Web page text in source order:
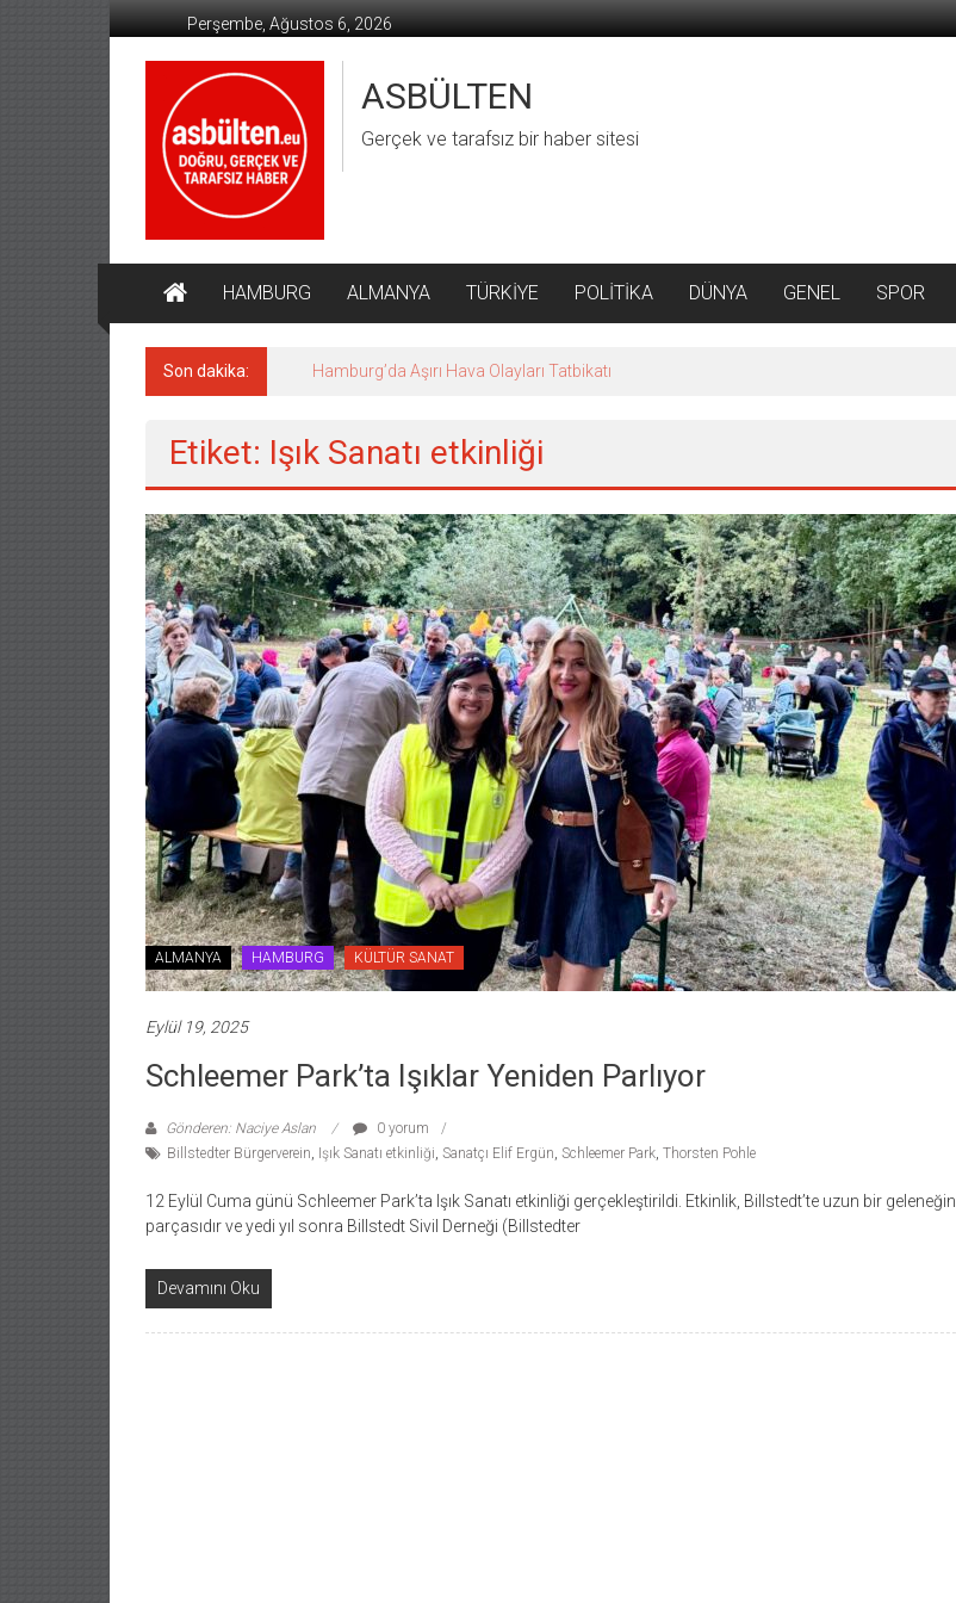
geç
Perşembe, Ağustos 6, 2026
ASBÜLTEN
Gerçek ve tarafsız bir haber sitesi
HAMBURG ALMANYA TÜRKİYE POLİTİKA DÜNYA GENEL SPOR
Son dakika: Hamburg’da Aşırı Hava Olayları Tatbikatı
Etiket: Işık Sanatı etkinliği
ALMANYA HAMBURG KÜLTÜR SANAT
Eylül 19, 2025
Schleemer Park’ta Işıklar Yeniden Parlıyor
Gönderen: Naciye Aslan
0 yorum
Billstedter Bürgerverein, Işık Sanatı etkinliği, Sanatçı Elif Ergün, Schleemer Park, Thorsten Pohle
12 Eylül Cuma günü Schleemer Park’ta Işık Sanatı etkinliği gerçekleştirildi. Etkinlik, Billstedt’te uzun bir geleneğin
parçasıdır ve yedi yıl sonra Billstedt Sivil Derneği (Billstedter
Devamını Oku